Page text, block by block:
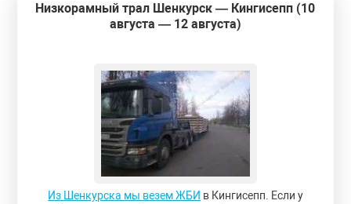
Низкорамный трал Шенкурск — Кингисепп (10
августа — 12 августа)
Из Шенкурска мы везем ЖБИ в Кингисепп. Если у